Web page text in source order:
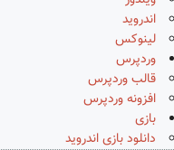
اندروید
لینوکس
وردپرس
قالب وردپرس
افزونه وردپرس
بازی
دانلود بازی اندروید